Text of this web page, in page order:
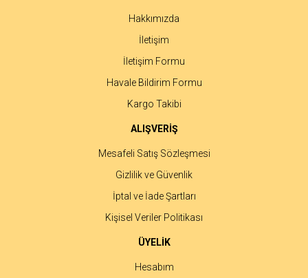
Gönder
Hakkımızda
İletişim
İletişim Formu
Havale Bildirim Formu
Kargo Takibi
ALIŞVERİŞ
Mesafeli Satış Sözleşmesi
Gizlilik ve Güvenlik
İptal ve İade Şartları
Kişisel Veriler Politikası
ÜYELİK
Hesabım